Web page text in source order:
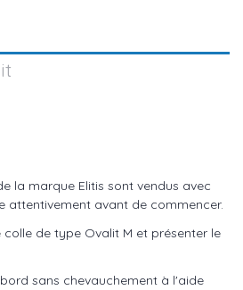
la marque Elitis sont vendus avec
attentivement avant de commencer.
colle de type Ovalit M et présenter le
sans chevauchement à l'aide